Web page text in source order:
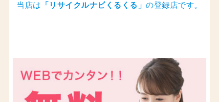
当店は 「 リサイクルナビくるくる 」の登録店です。